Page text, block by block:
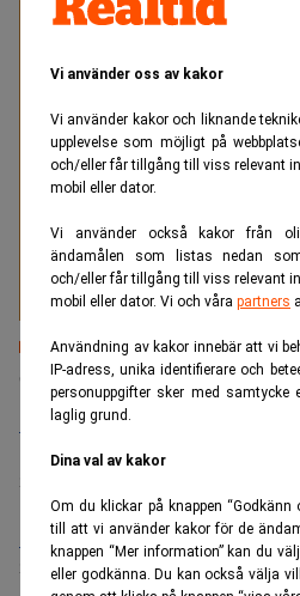
Vi använder oss av kakor
Vi använder kakor och liknande
upplevelse som möjligt på
och/eller får tillgång till viss relevant
mobil eller dator.
Vi använder också kakor från
ändamålen som listas nedan
och/eller får tillgång till viss relevant
mobil eller dator. Vi och våra partners
Användning av kakor innebär att vi
IP-adress, unika identifierare och
personuppgifter sker med samtycke
laglig grund.
Dina val av kakor
Om du klickar på knappen
till att vi använder kakor för de
knappen “Mer information” kan du
eller godkänna. Du kan också välja
Specialister på
Med två decenniers
inom juridik och compliance
att lyckas med affärskritiska
Läs
Senaste lediga jobben
Bolagsjurist till Eltel AB
Placering:Bromma, Stockholm
Sista ansökningsdag:
Medarbetare inom Intern
Sista ansökningsdag: 13/06/2026